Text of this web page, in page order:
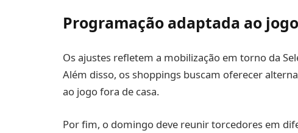
Programação adaptada ao jogo
Os ajustes refletem a mobilização em torno da
Além disso, os shoppings buscam oferecer
ao jogo fora de casa.
Por fim, o domingo deve reunir torcedores em